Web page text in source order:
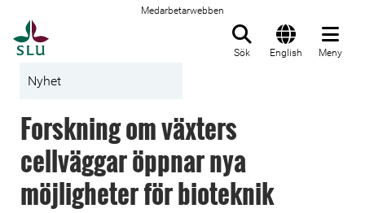
Medarbetarwebben
Sök English Meny
Nyhet
Forskning om växters
cellväggar öppnar nya
möjligheter för bioteknik